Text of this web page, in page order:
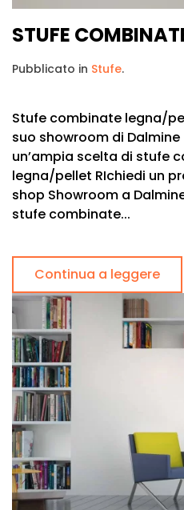
STUFE
Pubblicato in Stufe.
Stufe combinate legna/
suo showroom di
un’ampia scelta di stufe
legna/pellet RIchiedi un
shop Showroom a
stufe combinate...
Continua a leggere